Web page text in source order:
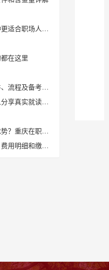
场人士提升学历
在这里
备考建议全解析
真实就读体验
职硕士报考指南
和缴纳方式详解